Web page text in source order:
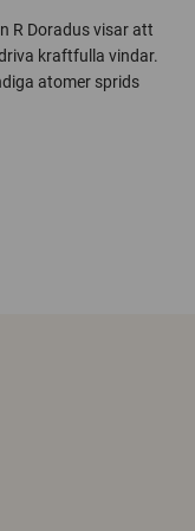
R Doradus visar att
kraftfulla vindar.
atomer sprids